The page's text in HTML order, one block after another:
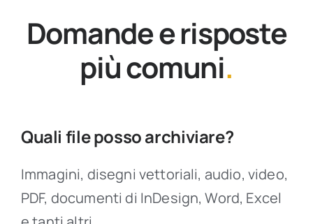
Domande e risposte
più comuni.
Quali file posso archiviare?
Immagini, disegni vettoriali, audio, video,
PDF, documenti di InDesign, Word, Excel